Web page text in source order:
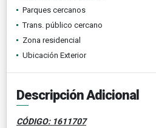
Parques cercanos
Trans. público cercano
Zona residencial
Ubicación Exterior
Descripción Adicional
CÓDIGO: 1611707